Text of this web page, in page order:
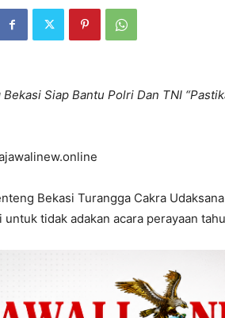
Siap Bantu Polri Dan TNI
Bekasi Turangga Cakra
untuk tidak adakan acara perayaan